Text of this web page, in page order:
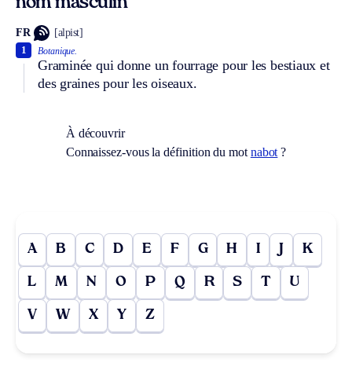
nom masculin
FR [alpist]
Botanique.
Graminée qui donne un fourrage pour les bestiaux et
des graines pour les oiseaux.
1
À découvrir
Connaissez-vous la définition du mot nabot ?
A B C D E F G H I J K
L M N O P Q R S T U
V W X Y Z